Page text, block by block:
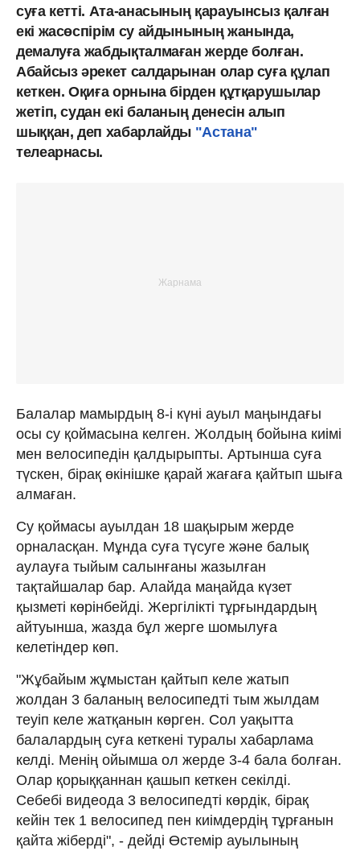
суға кетті. Ата-анасының қарауынсыз қалған
екі жасөспірім су айдынының жанында,
демалуға жабдықталмаған жерде болған.
Абайсыз әрекет салдарынан олар суға құлап
кеткен. Оқиға орнына бірден құтқарушылар
жетіп, судан екі баланың денесін алып
шыққан, деп хабарлайды "Астана"
телеарнасы.
Балалар мамырдың 8-і күні ауыл маңындағы
осы су қоймасына келген. Жолдың бойына киімі
мен велосипедін қалдырыпты. Артынша суға
түскен, бірақ өкінішке қарай жағаға қайтып шыға
алмаған.
Су қоймасы ауылдан 18 шақырым жерде
орналасқан. Мұнда суға түсуге және балық
аулауға тыйым салынғаны жазылған
тақтайшалар бар. Алайда маңайда күзет
қызметі көрінбейді. Жергілікті тұрғындардың
айтуынша, жазда бұл жерге шомылуға
келетіндер көп.
"Жұбайым жұмыстан қайтып келе жатып
жолдан 3 баланың велосипедті тым жылдам
теуіп келе жатқанын көрген. Сол уақытта
балалардың суға кеткені туралы хабарлама
келді. Менің ойымша ол жерде 3-4 бала болған.
Олар қорыққаннан қашып кеткен секілді.
Себебі видеода 3 велосипедті көрдік, бірақ
кейін тек 1 велосипед пен киімдердің тұрғанын
қайта жіберді", - дейді Өстемір ауылының